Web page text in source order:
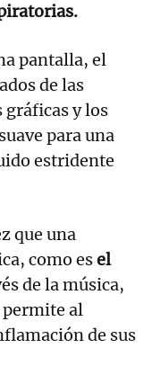
pantalla, el
de las
gráficas y los
para una
estridente
que una
como esel
de la música,
permite al
de sus